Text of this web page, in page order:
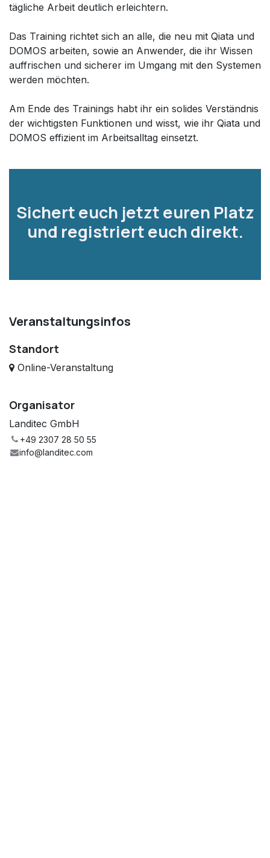
tägliche Arbeit deutlich erleichtern.
Das Training richtet sich an alle, die neu mit Qiata und
DOMOS arbeiten, sowie an Anwender, die ihr Wissen
auffrischen und sicherer im Umgang mit den Systemen
werden möchten.
Am Ende des Trainings habt ihr ein solides Verständnis
der wichtigsten Funktionen und wisst, wie ihr Qiata und
DOMOS effizient im Arbeitsalltag einsetzt.
Sichert euch jetzt euren Platz
und registriert euch direkt.
Veranstaltungsinfos
Standort
Online-Veranstaltung
Organisator
Landitec GmbH
+49 2307 28 50 55
info@landitec.com